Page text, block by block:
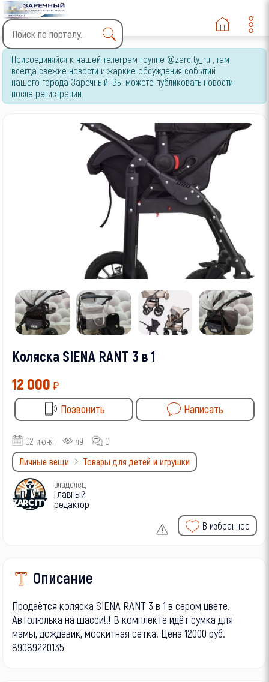
Type 2 or more characters
for results.
Присоединяйся к нашей телеграм группе @zarcity_ru , там
всегда свежие новости и жаркие обсуждения событий
нашего города Заречный! Вы можете публиковать новости
после регистрации.
Коляска SIENA RANT 3 в 1
12 000 ₽
Позвонить
Написать
02 июня 49
0
Личные вещи
Товары для детей и игрушки
владелец
Главный
редактор
В избранное
Описание
Продаётся коляска SIENA RANT 3 в 1 в сером цвете.
Автолюлька на шасси!!! В комплекте идёт сумка для
мамы, дождевик, москитная сетка. Цена 12000 руб.
89089220135